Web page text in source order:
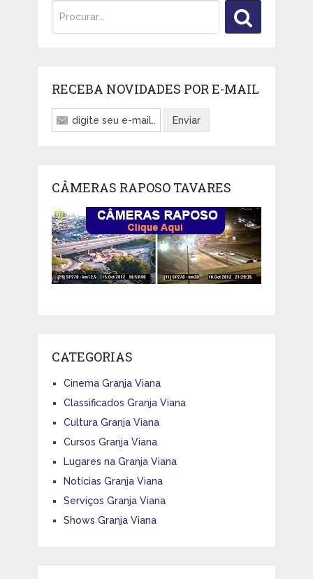
RECEBA NOVIDADES POR E-MAIL
CÂMERAS RAPOSO TAVARES
CATEGORIAS
Cinema Granja Viana
Classificados Granja Viana
Cultura Granja Viana
Cursos Granja Viana
Lugares na Granja Viana
Notícias Granja Viana
Serviços Granja Viana
Shows Granja Viana